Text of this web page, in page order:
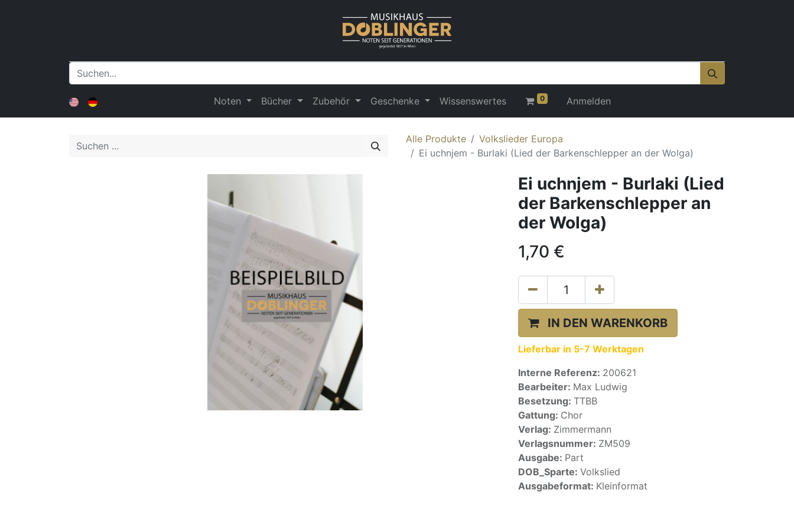
Noten Bücher Zubehör Geschenke Wissenswertes 0 Anmelden
Alle Produkte
Volkslieder Europa
Ei uchnjem - Burlaki (Lied der Barkenschlepper an der Wolga)
Ei uchnjem - Burlaki (Lied
der Barkenschlepper an
der Wolga)
1,70 €
IN DEN WARENKORB
Lieferbar in 5-7 Werktagen
Interne Referenz: 200621
Bearbeiter: Max Ludwig
Besetzung: TTBB
Gattung: Chor
Verlag: Zimmermann
Verlagsnummer: ZM509
Ausgabe: Part
DOB_Sparte: Volkslied
Ausgabeformat: Kleinformat